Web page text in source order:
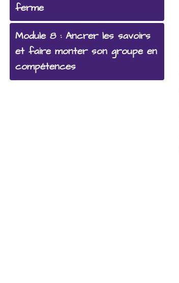
ferme
Module 8 : Ancrer les savoirs
et faire monter son groupe en
compétences